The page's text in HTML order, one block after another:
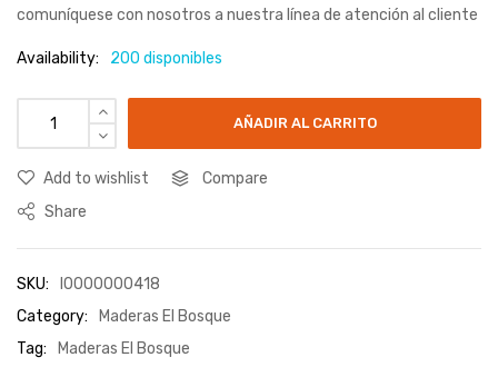
comuníquese con nosotros a nuestra línea de atención al cliente
Availability: 200 disponibles
AÑADIR AL CARRITO
Add to wishlist
Compare
Share
SKU:
I0000000418
Category:
Maderas El Bosque
Tag:
Maderas El Bosque